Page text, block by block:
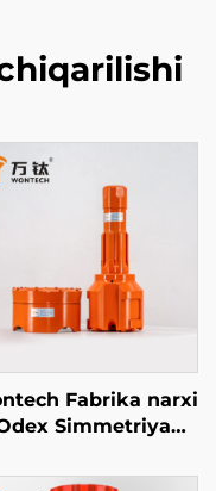
Fabrika narxi
Simmetriya
Suv quduqlari